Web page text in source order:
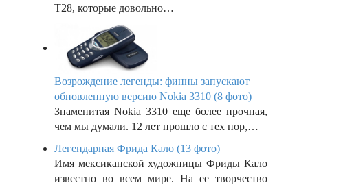
T28, которые довольно…
Возрождение легенды: финны запускают
обновленную версию Nokia 3310 (8 фото)
Знаменитая Nokia 3310 еще более прочная,
чем мы думали. 12 лет прошло с тех пор,…
Легендарная Фрида Кало (13 фото)
Имя мексиканской художницы Фриды Кало
известно во всем мире. На ее творчество